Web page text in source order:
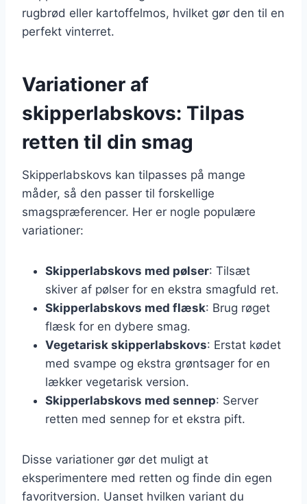
rugbrød eller kartoffelmos, hvilket gør den til en
perfekt vinterret.
Variationer af
skipperlabskovs: Tilpas
retten til din smag
Skipperlabskovs kan tilpasses på mange
måder, så den passer til forskellige
smagspræferencer. Her er nogle populære
variationer:
Skipperlabskovs med pølser: Tilsæt
skiver af pølser for en ekstra smagfuld ret.
Skipperlabskovs med flæsk: Brug røget
flæsk for en dybere smag.
Vegetarisk skipperlabskovs: Erstat kødet
med svampe og ekstra grøntsager for en
lækker vegetarisk version.
Skipperlabskovs med sennep: Server
retten med sennep for et ekstra pift.
Disse variationer gør det muligt at
eksperimentere med retten og finde din egen
favoritversion. Uanset hvilken variant du